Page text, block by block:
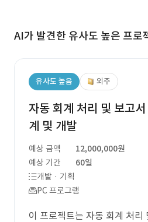
AI가 발견한 유사도 높은 프로
유사도 높음 외주
자동 회계 처리 및 보고
계 및 개발
예상 금액
12,000,000원
예상 기간
60일
개발 · 기획
PC 프로그램
이 프로젝트는 자동 회계 처리